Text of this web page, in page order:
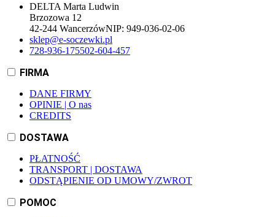
DELTA Marta Ludwin
Brzozowa 12
42-244 WancerzówNIP: 949-036-02-06
sklep@e-soczewki.pl
728-936-175502-604-457
FIRMA
DANE FIRMY
OPINIE | O nas
CREDITS
DOSTAWA
PŁATNOŚĆ
TRANSPORT | DOSTAWA
ODSTĄPIENIE OD UMOWY/ZWROT
POMOC